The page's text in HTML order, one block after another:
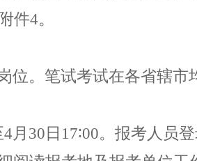
件4。
位。笔试考试在各省辖市
4 月 30 日 17∶00。报考人员